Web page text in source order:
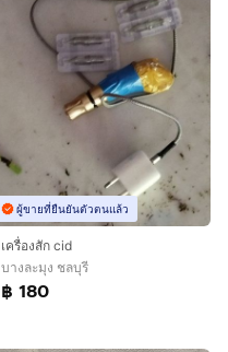
ผู้ขายที่ยืนยันตัวตนแล้ว
เครื่องสัก cid
บางละมุง ชลบุรี
฿ 180